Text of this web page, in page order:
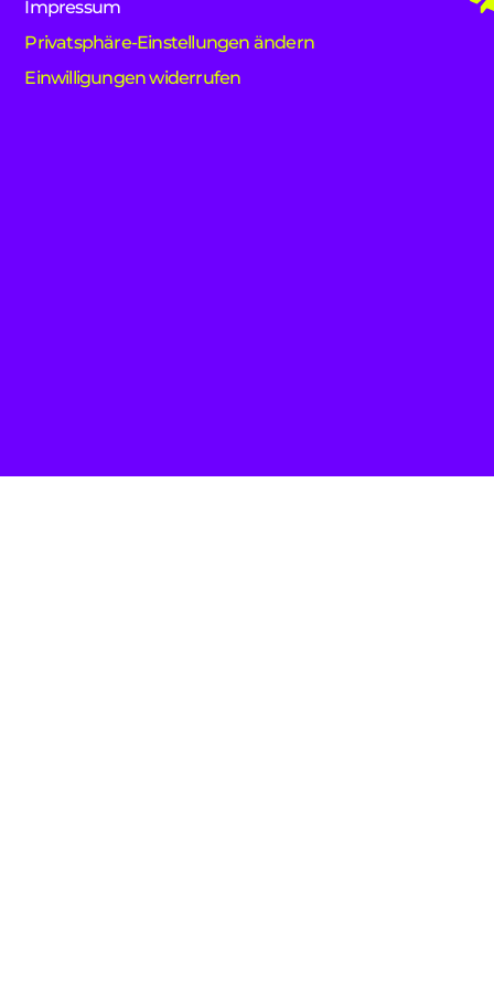
Impressum
Privatsphäre-Einstellungen ändern
Einwilligungen widerrufen